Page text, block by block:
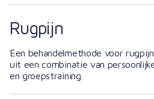
Rugpijn
Een behandelmethode voor
uit een combinatie van
en groepstraining.